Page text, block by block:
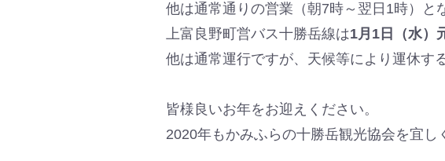
他は通常通りの営業（朝7時～翌日1時）と
上富良野町営バス十勝岳線は1月1日（水）
他は通常運行ですが、天候等により運休す
皆様良いお年をお迎えください。
2020年もかみふらの十勝岳観光協会を宜し